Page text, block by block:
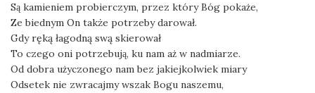
Są kamieniem probierczym, przez który Bóg pokaże,
Ze biednym On także potrzeby darował.
Gdy ręką łagodną swą skierował
To czego oni potrzebują, ku nam aż w nadmiarze.
Od dobra użyczonego nam bez jakiejkolwiek miary
Odsetek nie zwracajmy wszak Bogu naszemu,